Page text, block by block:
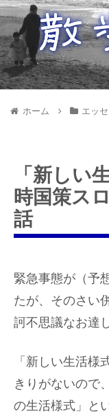
ホーム エッ
「新しい
時国策ス
話
緊急事態が（予
たが、そのさい
訶不思議なお達
「新しい生活様
きりがないので
の生活様式」と